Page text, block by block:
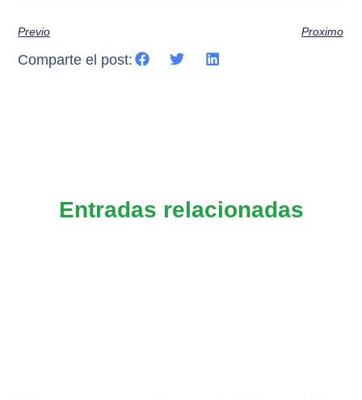
Previo Proximo
Comparte el post:
Entradas relacionadas